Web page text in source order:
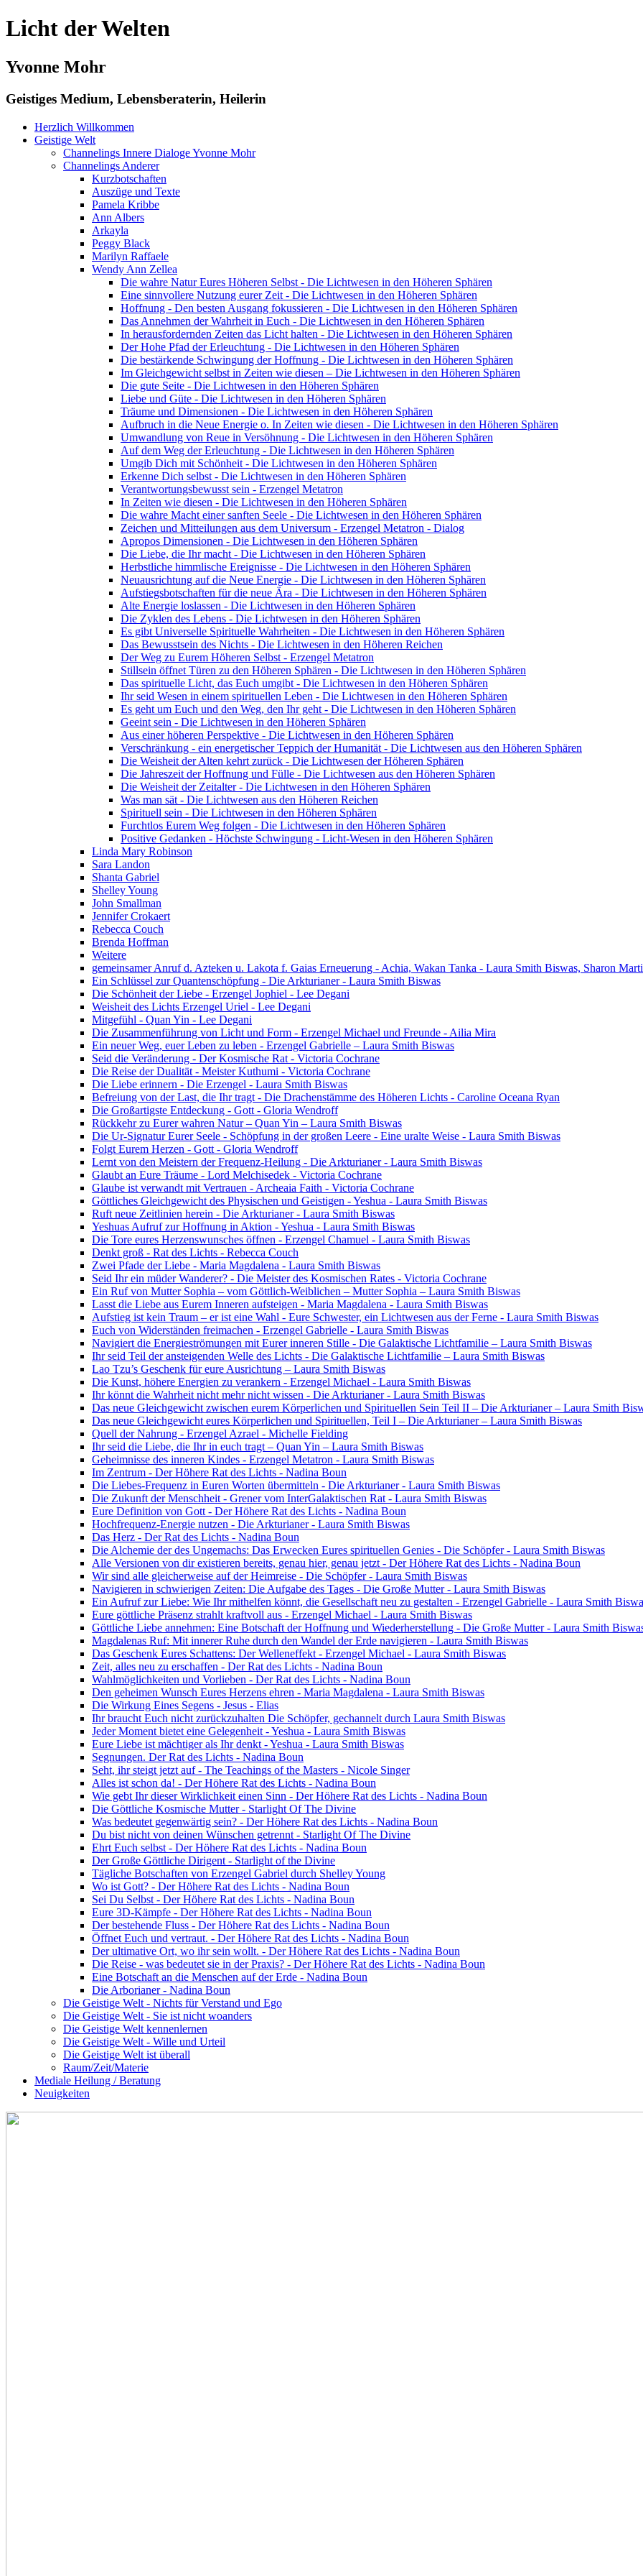
Licht der Welten
Yvonne Mohr
Geistiges Medium, Lebensberaterin, Heilerin
Herzlich Willkommen
Geistige Welt
Channelings Innere Dialoge Yvonne Mohr
Channelings Anderer
Kurzbotschaften
Auszüge und Texte
Pamela Kribbe
Ann Albers
Arkayla
Peggy Black
Marilyn Raffaele
Wendy Ann Zellea
Die wahre Natur Eures Höheren Selbst - Die Lichtwesen in den Höheren Sphären
Eine sinnvollere Nutzung eurer Zeit - Die Lichtwesen in den Höheren Sphären
Hoffnung - Den besten Ausgang fokussieren - Die Lichtwesen in den Höheren Sphären
Das Annehmen der Wahrheit in Euch - Die Lichtwesen in den Höheren Sphären
In herausfordernden Zeiten das Licht halten - Die Lichtwesen in den Höheren Sphären
Der Hohe Pfad der Erleuchtung - Die Lichtwesen in den Höheren Sphären
Die bestärkende Schwingung der Hoffnung - Die Lichtwesen in den Höheren Sphären
Im Gleichgewicht selbst in Zeiten wie diesen – Die Lichtwesen in den Höheren Sphären
Die gute Seite - Die Lichtwesen in den Höheren Sphären
Liebe und Güte - Die Lichtwesen in den Höheren Sphären
Träume und Dimensionen - Die Lichtwesen in den Höheren Sphären
Aufbruch in die Neue Energie o. In Zeiten wie diesen - Die Lichtwesen in den Höheren Sphären
Umwandlung von Reue in Versöhnung - Die Lichtwesen in den Höheren Sphären
Auf dem Weg der Erleuchtung - Die Lichtwesen in den Höheren Sphären
Umgib Dich mit Schönheit - Die Lichtwesen in den Höheren Sphären
Erkenne Dich selbst - Die Lichtwesen in den Höheren Sphären
Verantwortungsbewusst sein - Erzengel Metatron
In Zeiten wie diesen - Die Lichtwesen in den Höheren Sphären
Die wahre Macht einer sanften Seele - Die Lichtwesen in den Höheren Sphären
Zeichen und Mitteilungen aus dem Universum - Erzengel Metatron - Dialog
Apropos Dimensionen - Die Lichtwesen in den Höheren Sphären
Die Liebe, die Ihr macht - Die Lichtwesen in den Höheren Sphären
Herbstliche himmlische Ereignisse - Die Lichtwesen in den Höheren Sphären
Neuausrichtung auf die Neue Energie - Die Lichtwesen in den Höheren Sphären
Aufstiegsbotschaften für die neue Ära - Die Lichtwesen in den Höheren Sphären
Alte Energie loslassen - Die Lichtwesen in den Höheren Sphären
Die Zyklen des Lebens - Die Lichtwesen in den Höheren Sphären
Es gibt Universelle Spirituelle Wahrheiten - Die Lichtwesen in den Höheren Sphären
Das Bewusstsein des Nichts - Die Lichtwesen in den Höheren Reichen
Der Weg zu Eurem Höheren Selbst - Erzengel Metatron
Stillsein öffnet Türen zu den Höheren Sphären - Die Lichtwesen in den Höheren Sphären
Das spirituelle Licht, das Euch umgibt - Die Lichtwesen in den Höheren Sphären
Ihr seid Wesen in einem spirituellen Leben - Die Lichtwesen in den Höheren Sphären
Es geht um Euch und den Weg, den Ihr geht - Die Lichtwesen in den Höheren Sphären
Geeint sein - Die Lichtwesen in den Höheren Sphären
Aus einer höheren Perspektive - Die Lichtwesen in den Höheren Sphären
Verschränkung - ein energetischer Teppich der Humanität - Die Lichtwesen aus den Höheren Sphären
Die Weisheit der Alten kehrt zurück - Die Lichtwesen der Höheren Sphären
Die Jahreszeit der Hoffnung und Fülle - Die Lichtwesen aus den Höheren Sphären
Die Weisheit der Zeitalter - Die Lichtwesen in den Höheren Sphären
Was man sät - Die Lichtwesen aus den Höheren Reichen
Spirituell sein - Die Lichtwesen in den Höheren Sphären
Furchtlos Eurem Weg folgen - Die Lichtwesen in den Höheren Sphären
Positive Gedanken - Höchste Schwingung - Licht-Wesen in den Höheren Sphären
Linda Mary Robinson
Sara Landon
Shanta Gabriel
Shelley Young
John Smallman
Jennifer Crokaert
Rebecca Couch
Brenda Hoffman
Weitere
gemeinsamer Anruf d. Azteken u. Lakota f. Gaias Erneuerung - Achia, Wakan Tanka - Laura Smith Biswas, Sharon
Ein Schlüssel zur Quantenschöpfung - Die Arkturianer - Laura Smith Biswas
Die Schönheit der Liebe - Erzengel Jophiel - Lee Degani
Weisheit des Lichts Erzengel Uriel - Lee Degani
Mitgefühl - Quan Yin - Lee Degani
Die Zusammenführung von Licht und Form - Erzengel Michael und Freunde - Ailia Mira
Ein neuer Weg, euer Leben zu leben - Erzengel Gabrielle – Laura Smith Biswas
Seid die Veränderung - Der Kosmische Rat - Victoria Cochrane
Die Reise der Dualität - Meister Kuthumi - Victoria Cochrane
Die Liebe erinnern - Die Erzengel - Laura Smith Biswas
Befreiung von der Last, die Ihr tragt - Die Drachenstämme des Höheren Lichts - Caroline Oceana Ryan
Die Großartigste Entdeckung - Gott - Gloria Wendroff
Rückkehr zu Eurer wahren Natur – Quan Yin – Laura Smith Biswas
Die Ur-Signatur Eurer Seele - Schöpfung in der großen Leere - Eine uralte Weise - Laura Smith Biswas
Folgt Eurem Herzen - Gott - Gloria Wendroff
Lernt von den Meistern der Frequenz-Heilung - Die Arkturianer - Laura Smith Biswas
Glaubt an Eure Träume - Lord Melchisedek - Victoria Cochrane
Glaube ist verwandt mit Vertrauen - Archeaia Faith - Victoria Cochrane
Göttliches Gleichgewicht des Physischen und Geistigen - Yeshua - Laura Smith Biswas
Ruft neue Zeitlinien herein - Die Arkturianer - Laura Smith Biswas
Yeshuas Aufruf zur Hoffnung in Aktion - Yeshua - Laura Smith Biswas
Die Tore eures Herzenswunsches öffnen - Erzengel Chamuel - Laura Smith Biswas
Denkt groß - Rat des Lichts - Rebecca Couch
Zwei Pfade der Liebe - Maria Magdalena - Laura Smith Biswas
Seid Ihr ein müder Wanderer? - Die Meister des Kosmischen Rates - Victoria Cochrane
Ein Ruf von Mutter Sophia – vom Göttlich-Weiblichen – Mutter Sophia – Laura Smith Biswas
Lasst die Liebe aus Eurem Inneren aufsteigen - Maria Magdalena - Laura Smith Biswas
Aufstieg ist kein Traum – er ist eine Wahl - Eure Schwester, ein Lichtwesen aus der Ferne - Laura Smith Biswas
Euch von Widerständen freimachen - Erzengel Gabrielle - Laura Smith Biswas
Navigiert die Energieströmungen mit Eurer inneren Stille - Die Galaktische Lichtfamilie – Laura Smith Biswas
Ihr seid Teil der ansteigenden Welle des Lichts - Die Galaktische Lichtfamilie – Laura Smith Biswas
Lao Tzu’s Geschenk für eure Ausrichtung – Laura Smith Biswas
Die Kunst, höhere Energien zu verankern - Erzengel Michael - Laura Smith Biswas
Ihr könnt die Wahrheit nicht mehr nicht wissen - Die Arkturianer - Laura Smith Biswas
Das neue Gleichgewicht zwischen eurem Körperlichen und Spirituellen Sein Teil II – Die Arkturianer – Laura Smith
Das neue Gleichgewicht eures Körperlichen und Spirituellen, Teil I – Die Arkturianer – Laura Smith Biswas
Quell der Nahrung - Erzengel Azrael - Michelle Fielding
Ihr seid die Liebe, die Ihr in euch tragt – Quan Yin – Laura Smith Biswas
Geheimnisse des inneren Kindes - Erzengel Metatron - Laura Smith Biswas
Im Zentrum - Der Höhere Rat des Lichts - Nadina Boun
Die Liebes-Frequenz in Euren Worten übermitteln - Die Arkturianer - Laura Smith Biswas
Die Zukunft der Menschheit - Grener vom InterGalaktischen Rat - Laura Smith Biswas
Eure Definition von Gott - Der Höhere Rat des Lichts - Nadina Boun
Hochfrequenz-Energie nutzen - Die Arkturianer - Laura Smith Biswas
Das Herz - Der Rat des Lichts - Nadina Boun
Die Alchemie der des Ungemachs: Das Erwecken Eures spirituellen Genies - Die Schöpfer - Laura Smith Biswas
Alle Versionen von dir existieren bereits, genau hier, genau jetzt - Der Höhere Rat des Lichts - Nadina Boun
Wir sind alle gleicherweise auf der Heimreise - Die Schöpfer - Laura Smith Biswas
Navigieren in schwierigen Zeiten: Die Aufgabe des Tages - Die Große Mutter - Laura Smith Biswas
Ein Aufruf zur Liebe: Wie Ihr mithelfen könnt, die Gesellschaft neu zu gestalten - Erzengel Gabrielle - Laura Smith
Eure göttliche Präsenz strahlt kraftvoll aus - Erzengel Michael - Laura Smith Biswas
Göttliche Liebe annehmen: Eine Botschaft der Hoffnung und Wiederherstellung - Die Große Mutter - Laura Smith
Magdalenas Ruf: Mit innerer Ruhe durch den Wandel der Erde navigieren - Laura Smith Biswas
Das Geschenk Eures Schattens: Der Welleneffekt - Erzengel Michael - Laura Smith Biswas
Zeit, alles neu zu erschaffen - Der Rat des Lichts - Nadina Boun
Wahlmöglichkeiten und Vorlieben - Der Rat des Lichts - Nadina Boun
Den geheimen Wunsch Eures Herzens ehren - Maria Magdalena - Laura Smith Biswas
Die Wirkung Eines Segens - Jesus - Elias
Ihr braucht Euch nicht zurückzuhalten Die Schöpfer, gechannelt durch Laura Smith Biswas
Jeder Moment bietet eine Gelegenheit - Yeshua - Laura Smith Biswas
Eure Liebe ist mächtiger als Ihr denkt - Yeshua - Laura Smith Biswas
Segnungen. Der Rat des Lichts - Nadina Boun
Seht, ihr steigt jetzt auf - The Teachings of the Masters - Nicole Singer
Alles ist schon da! - Der Höhere Rat des Lichts - Nadina Boun
Wie gebt Ihr dieser Wirklichkeit einen Sinn - Der Höhere Rat des Lichts - Nadina Boun
Die Göttliche Kosmische Mutter - Starlight Of The Divine
Was bedeutet gegenwärtig sein? - Der Höhere Rat des Lichts - Nadina Boun
Du bist nicht von deinen Wünschen getrennt - Starlight Of The Divine
Ehrt Euch selbst - Der Höhere Rat des Lichts - Nadina Boun
Der Große Göttliche Dirigent - Starlight of the Divine
Tägliche Botschaften von Erzengel Gabriel durch Shelley Young
Wo ist Gott? - Der Höhere Rat des Lichts - Nadina Boun
Sei Du Selbst - Der Höhere Rat des Lichts - Nadina Boun
Eure 3D-Kämpfe - Der Höhere Rat des Lichts - Nadina Boun
Der bestehende Fluss - Der Höhere Rat des Lichts - Nadina Boun
Öffnet Euch und vertraut. - Der Höhere Rat des Lichts - Nadina Boun
Der ultimative Ort, wo ihr sein wollt. - Der Höhere Rat des Lichts - Nadina Boun
Die Reise - was bedeutet sie in der Praxis? - Der Höhere Rat des Lichts - Nadina Boun
Eine Botschaft an die Menschen auf der Erde - Nadina Boun
Die Arborianer - Nadina Boun
Die Geistige Welt - Nichts für Verstand und Ego
Die Geistige Welt - Sie ist nicht woanders
Die Geistige Welt kennenlernen
Die Geistige Welt - Wille und Urteil
Die Geistige Welt ist überall
Raum/Zeit/Materie
Mediale Heilung / Beratung
Neuigkeiten